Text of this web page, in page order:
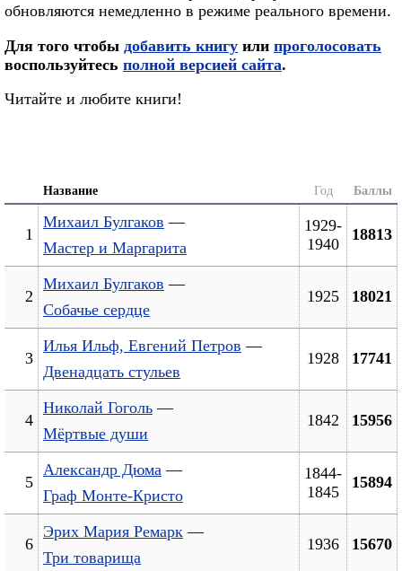
обновляются немедленно в режиме реального времени.
Для того чтобы добавить книгу или проголосовать
воспользуйтесь полной версией сайта.
Читайте и любите книги!
Название Год Баллы
1
Михаил Булгаков —
Мастер и Маргарита
1929-
1940
18813
2
Михаил Булгаков —
Собачье сердце
1925 18021
3
Илья Ильф, Евгений Петров —
Двенадцать стульев
1928 17741
4
Николай Гоголь —
Мёртвые души
1842 15956
5
Александр Дюма —
Граф Монте-Кристо
1844-
1845
15894
6
Эрих Мария Ремарк —
Три товарища
1936 15670